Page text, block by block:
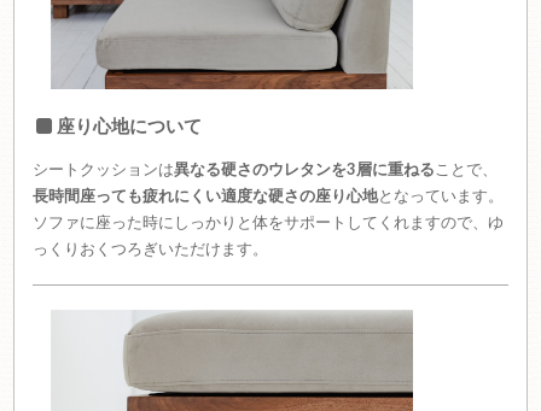
座り心地について
シートクッションは異なる硬さのウレタンを3層に重ねる ことで、
長時間座っても疲れにくい適度な硬さの座り心地となっています。
ソファに座った時にしっかりと体をサポートしてくれますので、ゆ
っくりおくつろぎいただけます。